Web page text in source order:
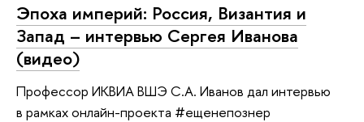
Эпоха империй: Россия, Византия и
Запад – интервью Сергея Иванова
(видео)
Профессор ИКВИА ВШЭ С.А. Иванов дал интервью
в рамках онлайн-проекта #ещенепознер